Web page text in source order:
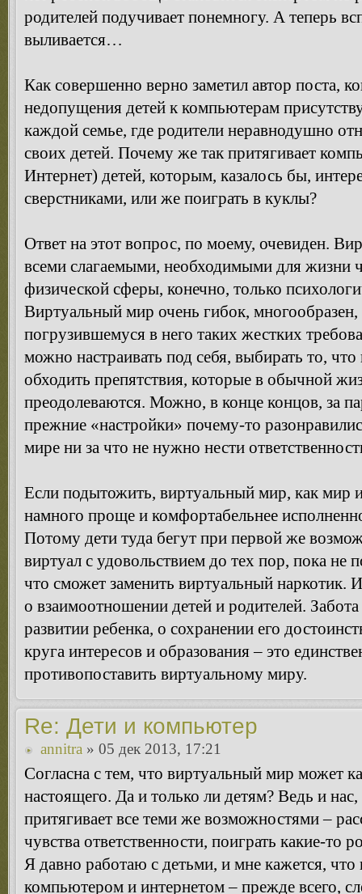
родителей подучивает понемногу. А теперь
выливается…
Как совершенно верно заметил автор поста,
недопущения детей к компьютерам
каждой семье, где родители неравнодушно
своих детей. Почему же так притягивает
Интернет) детей, которым, казалось бы,
сверстниками, или же поиграть в куклы?
Ответ на этот вопрос, по моему, очевиден.
всеми слагаемыми, необходимыми для жизни
физической сферы, конечно, только
Виртуальный мир очень гибок, многообразен,
погрузившемуся в него таких жестких
можно настраивать под себя, выбирать то,
обходить препятствия, которые в обычной
преодолеваются. Можно, в конце концов, за
прежние «настройки» почему-то
мире ни за что не нужно нести
Если подытожить, виртуальный мир, как мир
намного проще и комфортабельнее
Потому дети туда бегут при первой же
виртуал с удовольствием до тех пор, пока не
что сможет заменить виртуальный наркотик.
о взаимоотношении детей и родителей.
развитии ребенка, о сохранении его
круга интересов и образования – это
противопоставить виртуальному миру.
Re: Дети и компьютер
annitra » 05 дек 2013, 17:21
Согласна с тем, что виртуальный мир может
настоящего. Да и только ли детям? Ведь и
притягивает все теми же возможностями –
чувства ответственности, поиграть какие-то
Я давно работаю с детьми, и мне кажется, что
компьютером и интернетом – прежде всего,